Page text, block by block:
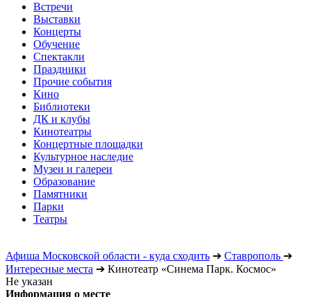
Встречи
Выставки
Концерты
Обучение
Спектакли
Праздники
Прочие события
Кино
Библиотеки
ДК и клубы
Кинотеатры
Концертные площадки
Культурное наследие
Музеи и галереи
Образование
Памятники
Парки
Театры
Афиша Московской области - куда сходить ➔ Ставрополь ➔
Интересные места ➔ Кинотеатр «Синема Парк. Космос»
Не указан
Информация о месте